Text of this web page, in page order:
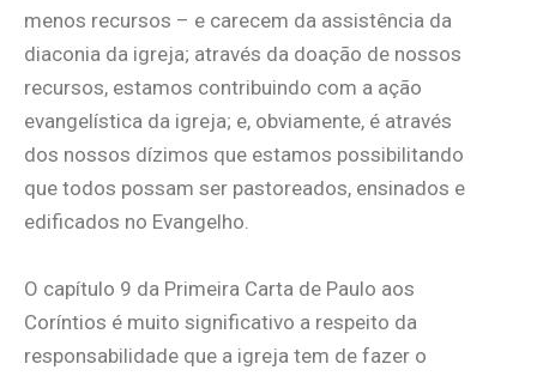
menos recursos – e carecem da assistência da
diaconia da igreja; através da doação de nossos
recursos, estamos contribuindo com a ação
evangelística da igreja; e, obviamente, é através
dos nossos dízimos que estamos possibilitando
que todos possam ser pastoreados, ensinados e
edificados no Evangelho.
O capítulo 9 da Primeira Carta de Paulo aos
Coríntios é muito significativo a respeito da
responsabilidade que a igreja tem de fazer o